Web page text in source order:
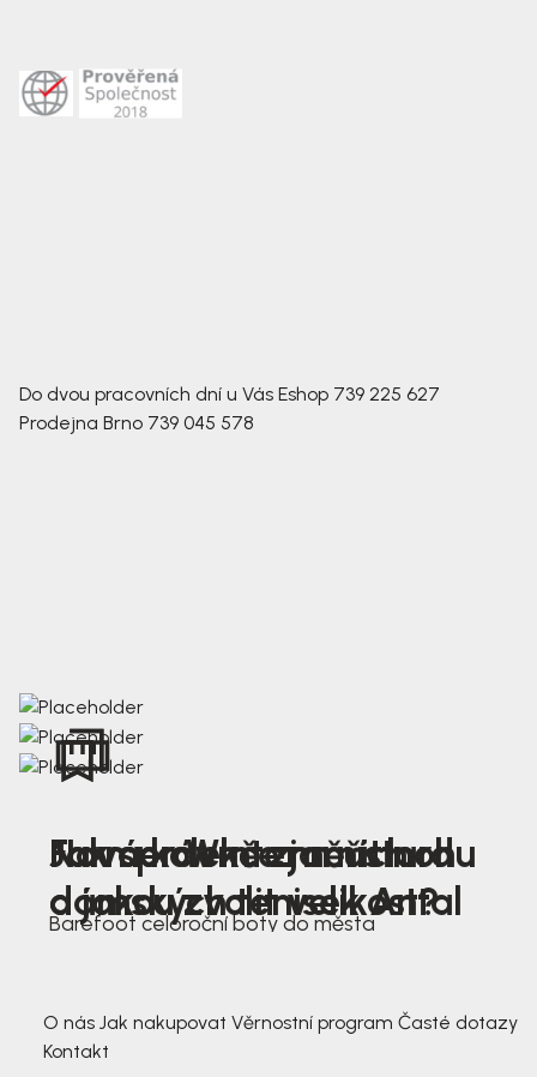
Do dvou pracovních dní u Vás Eshop 739 225 627
Prodejna Brno 739 045 578
Nová kolekce jarních
dámských tenisek Antal
Jak správně změřit nohu
a jakou zvolit velikost?
Farmer Winter mustard
Barefoot celoroční boty do města
O nás Jak nakupovat Věrnostní program Časté dotazy
Kontakt